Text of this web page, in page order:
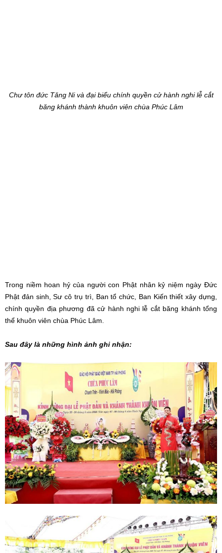
Chư tôn đức Tăng Ni và đại biểu chính quyền cử hành nghi lễ cắt
băng khánh thành khuôn viên chùa Phúc Lâm
Trong niềm hoan hỷ của người con Phật nhân kỷ niệm ngày Đức
Phật đản sinh, Sư cô trụ trì, Ban tổ chức, Ban Kiến thiết xây dựng,
chính quyền địa phương đã cử hành nghi lễ cắt băng khánh tổng
thể khuôn viên chùa Phúc Lâm.
Sau đây là những hình ảnh ghi nhận: